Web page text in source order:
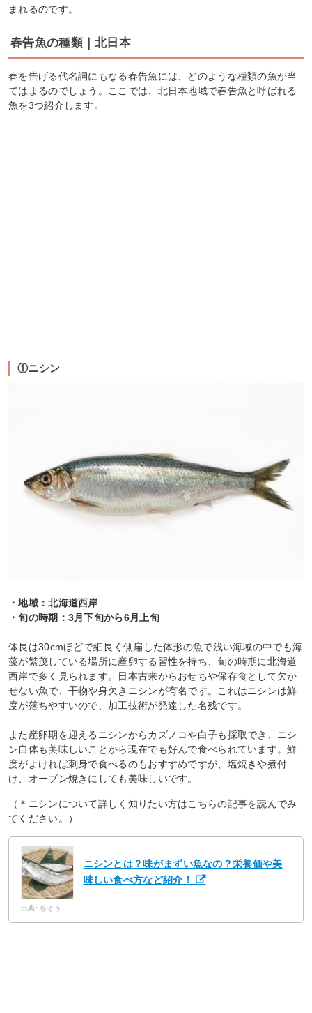
まれるのです。
春告魚の種類｜北日本
春を告げる代名詞にもなる春告魚には、どのような種類の魚が当
てはまるのでしょう。ここでは、北日本地域で春告魚と呼ばれる
魚を3つ紹介します。
①ニシン
・地域：北海道西岸
・旬の時期：3月下旬から6月上旬
体長は30cmほどで細長く側扁した体形の魚で浅い海域の中でも海
藻が繁茂している場所に産卵する習性を持ち、旬の時期に北海道
西岸で多く見られます。日本古来からおせちや保存食として欠か
せない魚で、干物や身欠きニシンが有名です。これはニシンは鮮
度が落ちやすいので、加工技術が発達した名残です。
また産卵期を迎えるニシンからカズノコや白子も採取でき、ニシ
ン自体も美味しいことから現在でも好んで食べられています。鮮
度がよければ刺身で食べるのもおすすめですが、塩焼きや煮付
け、オーブン焼きにしても美味しいです。
（＊ニシンについて詳しく知りたい方はこちらの記事を読んでみ
てください。）
ニシンとは？味がまずい魚なの？栄養価や美
味しい食べ方など紹介！
出典: ちそう